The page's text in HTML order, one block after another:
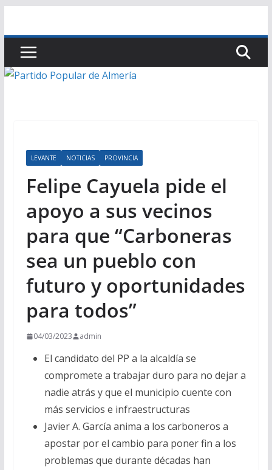
contenido
LEVANTE NOTICIAS PROVINCIA
Felipe Cayuela pide el
apoyo a sus vecinos
para que “Carboneras
sea un pueblo con
futuro y oportunidades
para todos”
04/03/2023 admin
El candidato del PP a la alcaldía se
compromete a trabajar duro para no dejar a
nadie atrás y que el municipio cuente con
más servicios e infraestructuras
Javier A. García anima a los carboneros a
apostar por el cambio para poner fin a los
problemas que durante décadas han